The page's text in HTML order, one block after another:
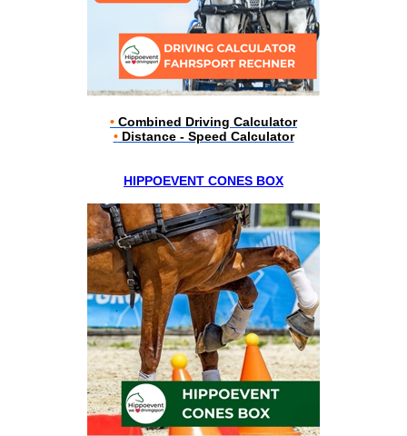
• Combined Driving Calculator
•Distance - Speed Calculator
HIPPOEVENT CONES BOX